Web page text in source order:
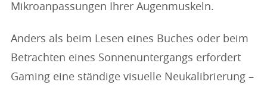
Mikroanpassungen Ihrer Augenmuskeln.
Anders als beim Lesen eines Buches oder beim
Betrachten eines Sonnenuntergangs erfordert
Gaming eine ständige visuelle Neukalibrierung –